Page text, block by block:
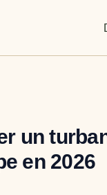
un
en 2026